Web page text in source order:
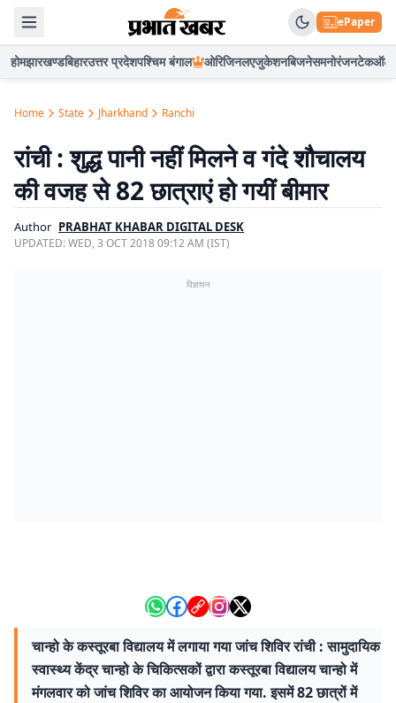
ePaper
होमझारखण्डबिहारउत्तर प्रदेशपश्चिम बंगाल ओरिजिनलएजुकेशनबिजनेसमनोरंजनटेकऑटो
Home State Jharkhand Ranchi
रांची : शुद्ध पानी नहीं मिलने व गंदे शौचालय
की वजह से 82 छात्राएं हो गयीं बीमार
Author PRABHAT KHABAR DIGITAL DESK
UPDATED:WED, 3 OCT 2018 09:12 AM (IST)
विज्ञापन
चान्हो के कस्तूरबा विद्यालय में लगाया गया जांच शिविर रांची : सामुदायिक
स्वास्थ्य केंद्र चान्हो के चिकित्सकों द्वारा कस्तूरबा विद्यालय चान्हो में
मंगलवार को जांच शिविर का आयोजन किया गया. इसमें 82 छात्रों में